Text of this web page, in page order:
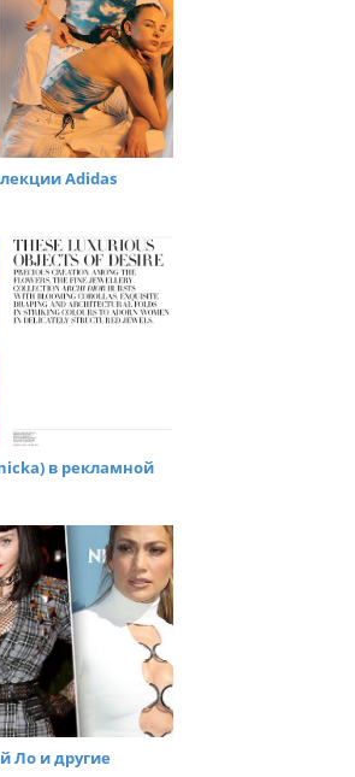
Adidas
в рекламной
Ло и другие